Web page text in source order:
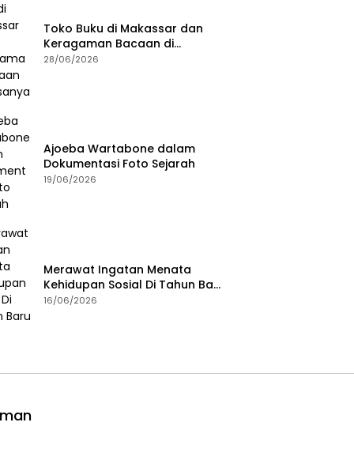
Toko Buku di Makassar dan
Keragaman Bacaan di
Masanya
28/06/2026
Ajoeba Wartabone dalam
Dokumentasi Foto Sejarah
19/06/2026
Merawat Ingatan Menata
Kehidupan Sosial Di Tahun Baru
Islam
16/06/2026